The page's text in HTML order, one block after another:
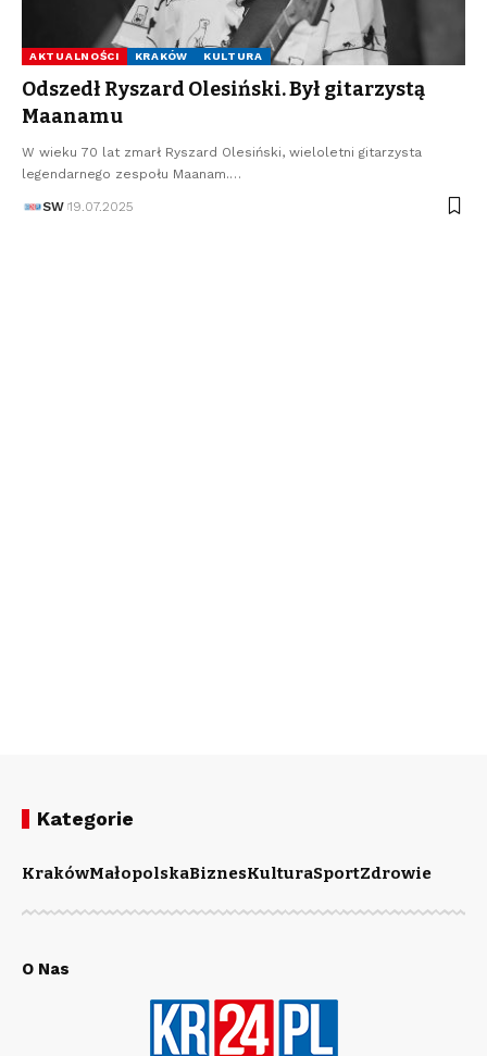
AKTUALNOŚCI KRAKÓW KULTURA
Odszedł Ryszard Olesiński. Był gitarzystą
Maanamu
W wieku 70 lat zmarł Ryszard Olesiński, wieloletni gitarzysta
legendarnego zespołu Maanam.…
SW 19.07.2025
Kategorie
KrakówMałopolskaBiznesKulturaSportZdrowie
O Nas